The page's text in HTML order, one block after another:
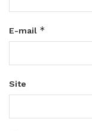
E-mail *
Site